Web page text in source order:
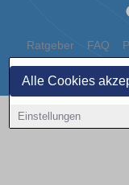
Alle Cookies
Einstellungen
Ratgeber FAQ
Copyright © 2000 - 2026